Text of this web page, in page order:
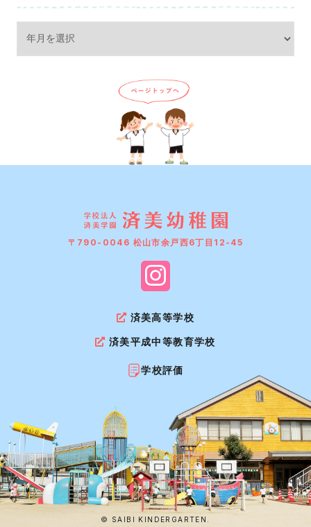
〒790-0046 松山市余戸西6丁目12-45
済美高等学校
済美平成中等教育学校
学校評価
© SAIBI KINDERGARTEN.